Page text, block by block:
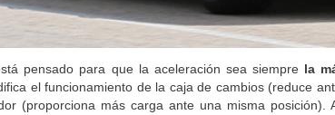
pensado para que la aceleración sea siempre la
el funcionamiento de la caja de cambios (reduce
(proporciona más carga ante una misma